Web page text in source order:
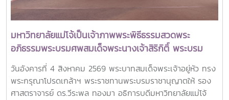
Chye, President, National University of Singapore
Professor Yang Bin , Vice Chancellor, Tsinghua
University Council Professor Tan Eng Chye อธิการบดี
มหาวิทยาลัยแห่งชาติสิงคโปร์ Professor Yang Bin รองประธาน
สภามหาวิทยาลัยชิงหวา ตลอดจนประธานที่ประชุมอธิการบดี ทั้ง
4 แห่ง ได้แก่ ที่ประชุมอธิการบดีแห่งประเทศไทย (ทปอ.) ที่ประชุม
อธิการบดีมหาวิทยาลัยราชภัฏ (ทปอ.มรภ.) ที่ประชุมอธิการบดี
มหาวิทยาลัยเทคโนโลยีราชมงคล (ทปอ.มทร.) สมาคมสถาบัน
มหาวิทยาลัยแม่โจ้เป็นเจ้าภาพพระพิธีธรรมสวดพระ
อภิธรรมพระบรมศพสมเด็จพระนางเจ้าสิริกิติ์ พระบรม
ราชินีนาถ พระบรมราชชนนีพันปีหลวง พร้อมเข้ากราบ
ถวายบังคมพระศพ สมเด็จพระเจ้าลูกเธอ เจ้าฟ้าพัชรกิติยา
ภา นเรนทิราเทพยวดี กรมหลวงราชสาริณีสิริพัชร มหา
วันอังคารที่ 4 สิงหาคม 2569 พระบาทสมเด็จพระเจ้าอยู่หัว ทรง
พระกรุณาโปรดเกล้าฯ พระราชทานพระบรมราชานุญาตให้ รอง
ศาสตราจารย์ ดร.วีระพล ทองมา อธิการบดีมหาวิทยาลัยแม่โจ้